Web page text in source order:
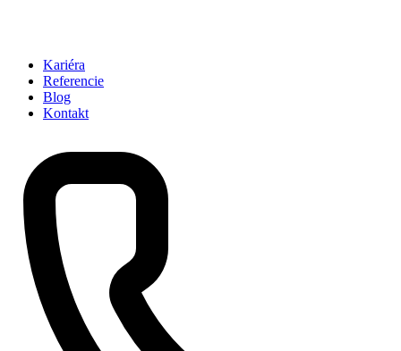
Kariéra
Referencie
Blog
Kontakt